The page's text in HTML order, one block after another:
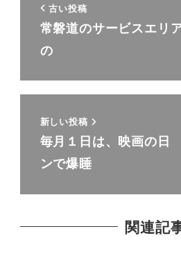
古い投稿
常磐道のサービスエリ
の
新しい投稿
毎月１日は、映画の
ンで爆睡
関連記